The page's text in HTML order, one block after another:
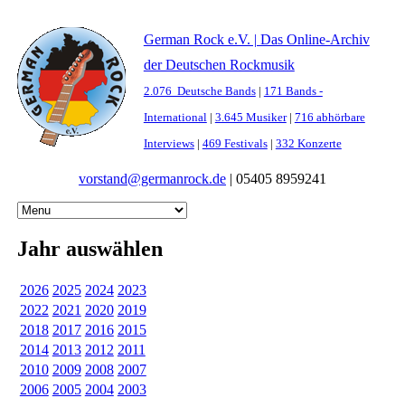
German Rock e.V. | Das Online-Archiv
der Deutschen Rockmusik
2.076 Deutsche Bands| 171 Bands -
International| 3.645 Musiker| 716 abhörbare
Interviews| 469 Festivals| 332 Konzerte
vorstand@germanrock.de| 05405 8959241
Jahr auswählen
2026 2025 2024 2023
2022 2021 2020 2019
2018 2017 2016 2015
2014 2013 2012 2011
2010 2009 2008 2007
2006 2005 2004 2003